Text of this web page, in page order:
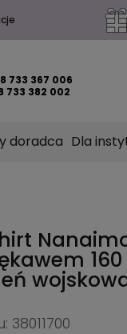
733 367 006
733 382 002
doradca Dla
160